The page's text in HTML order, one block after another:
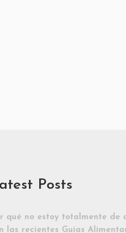
Posts
qué no estoy totalmente de
las recientes Guías